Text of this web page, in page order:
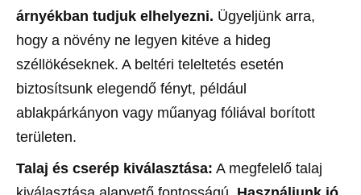
árnyékban tudjuk elhelyezni. Ügyeljünk arra,
hogy a növény ne legyen kitéve a hideg
széllökéseknek. A beltéri teleltetés esetén
biztosítsunk elegendő fényt, például
ablakpárkányon vagy műanyag fóliával borított
területen.
Talaj és cserép kiválasztása: A megfelelő talaj